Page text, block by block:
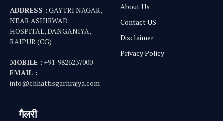
ADDRESS : GAYTRI NAGAR,
NEAR ASHIRWAD
HOSPITAL, DANGANIYA,
RAIPUR (CG)
MOBILE : +91-9826237000
EMAIL :
info@chhattisgarhrajya.com
About Us
Contact US
Disclaimer
Privacy Policy
गैलरी